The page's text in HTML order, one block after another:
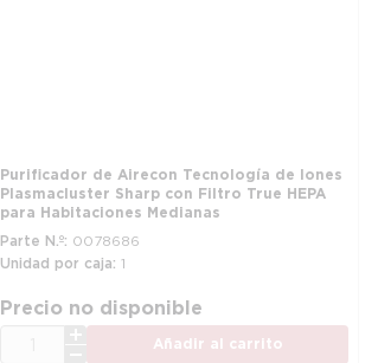
Purificador de Aire con Tecnología de Iones
Plasmacluster Sharp con Filtro True HEPA
para Habitaciones Medianas
Parte N.º 0078686
Unidad por caja 1
Precio no disponible
Añadir al carrito